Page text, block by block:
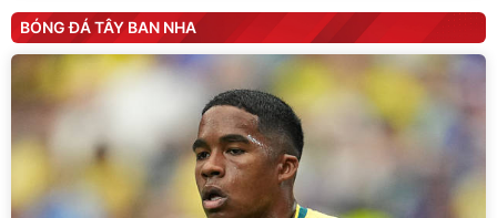
BÓNG ĐÁ TÂY BAN NHA